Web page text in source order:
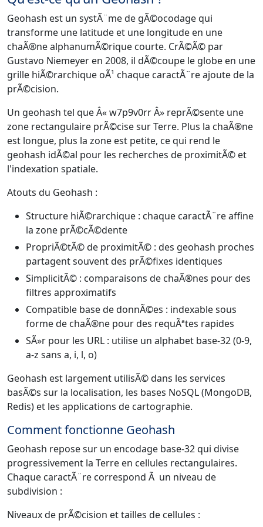
Geohash est un systÃ¨me de gÃ©ocodage qui
transforme une latitude et une longitude en une
chaÃ®ne alphanumÃ©rique courte. CrÃ©Ã© par
Gustavo Niemeyer en 2008, il dÃ©coupe le globe en une
grille hiÃ©rarchique oÃ¹ chaque caractÃ¨re ajoute de la
prÃ©cision.
Un geohash tel que Â« w7p9v0rr Â» reprÃ©sente une
zone rectangulaire prÃ©cise sur Terre. Plus la chaÃ®ne
est longue, plus la zone est petite, ce qui rend le
geohash idÃ©al pour les recherches de proximitÃ© et
l'indexation spatiale.
Atouts du Geohash :
Structure hiÃ©rarchique : chaque caractÃ¨re affine
la zone prÃ©cÃ©dente
PropriÃ©tÃ© de proximitÃ© : des geohash proches
partagent souvent des prÃ©fixes identiques
SimplicitÃ© : comparaisons de chaÃ®nes pour des
filtres approximatifs
Compatible base de donnÃ©es : indexable sous
forme de chaÃ®ne pour des requÃªtes rapides
SÃ»r pour les URL : utilise un alphabet base-32 (0-9,
a-z sans a, i, l, o)
Geohash est largement utilisÃ© dans les services
basÃ©s sur la localisation, les bases NoSQL (MongoDB,
Redis) et les applications de cartographie.
Comment fonctionne Geohash
Geohash repose sur un encodage base-32 qui divise
progressivement la Terre en cellules rectangulaires.
Chaque caractÃ¨re correspond Ã un niveau de
subdivision :
Niveaux de prÃ©cision et tailles de cellules :